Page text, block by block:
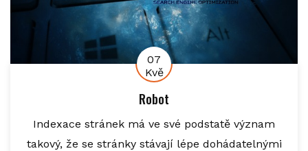
07
Kvě
Robot
Indexace stránek má ve své podstatě význam
takový, že se stránky stávají lépe dohádatelnými